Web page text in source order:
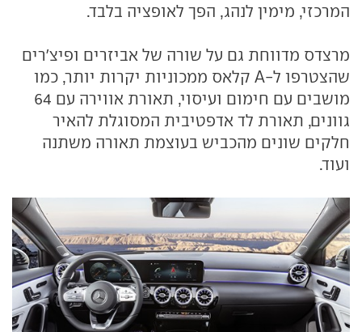
המרכזי, מימין לנהג, הפך לאופציה בלבד.
מרצדס מדווחת גם על שורה של אביזרים ופיצ'רים
שהצטרפו ל-A קלאס ממכוניות יקרות יותר, כמו
מושבים עם חימום ועיסוי, תאורת אווירה עם 64
גוונים, תאורת לד אדפטיבית המסוגלת להאיר
חלקים שונים מהכביש בעוצמת תאורה משתנה
ועוד.